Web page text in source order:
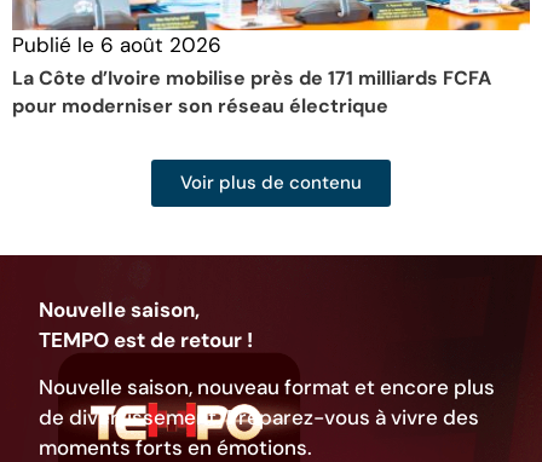
Publié le 6 août 2026
La Côte d’Ivoire mobilise près de 171 milliards FCFA
pour moderniser son réseau électrique
Voir plus de contenu
Nouvelle saison,
TEMPO est de retour !
Nouvelle saison, nouveau format et encore plus
de divertissement. Préparez-vous à vivre des
moments forts en émotions.